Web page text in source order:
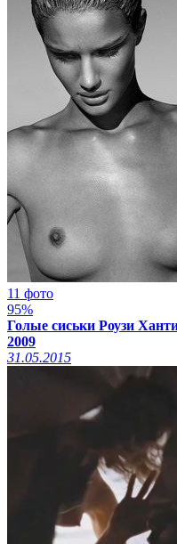
11 фото
95%
Голые сиськи Роузи
2009
31.05.2015